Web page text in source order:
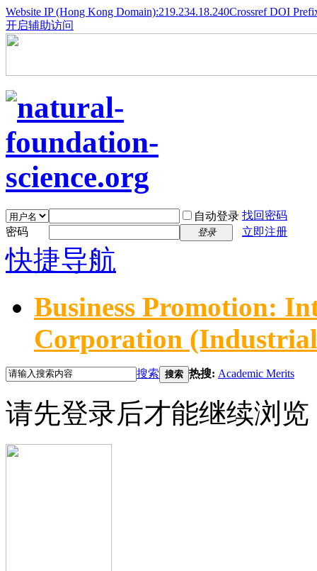
Website IP (Hong Kong Domain):219.234.18.240Crossref DOI
开启辅助访问
自动登录 找回密码
密码
登录 立即注册
快捷导航
Business Promotion:
Corporation
搜索 搜索 热搜: Academic Merits
请先登录后才能继续浏览